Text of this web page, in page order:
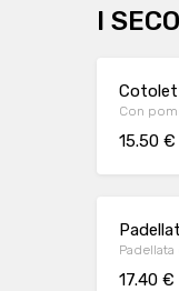
I
Con
15.50 €
17.40 €